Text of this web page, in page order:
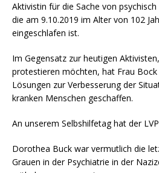
Aktivistin für die Sache von
die am 9.10.2019 im Alter von 102
eingeschlafen ist.
Im Gegensatz zur heutigen
protestieren möchten, hat Frau
Lösungen zur Verbesserung der
kranken Menschen geschaffen.
An unserem Selbshilfetag hat der
Dorothea Buck war vermutlich die
Grauen in der Psychiatrie in der